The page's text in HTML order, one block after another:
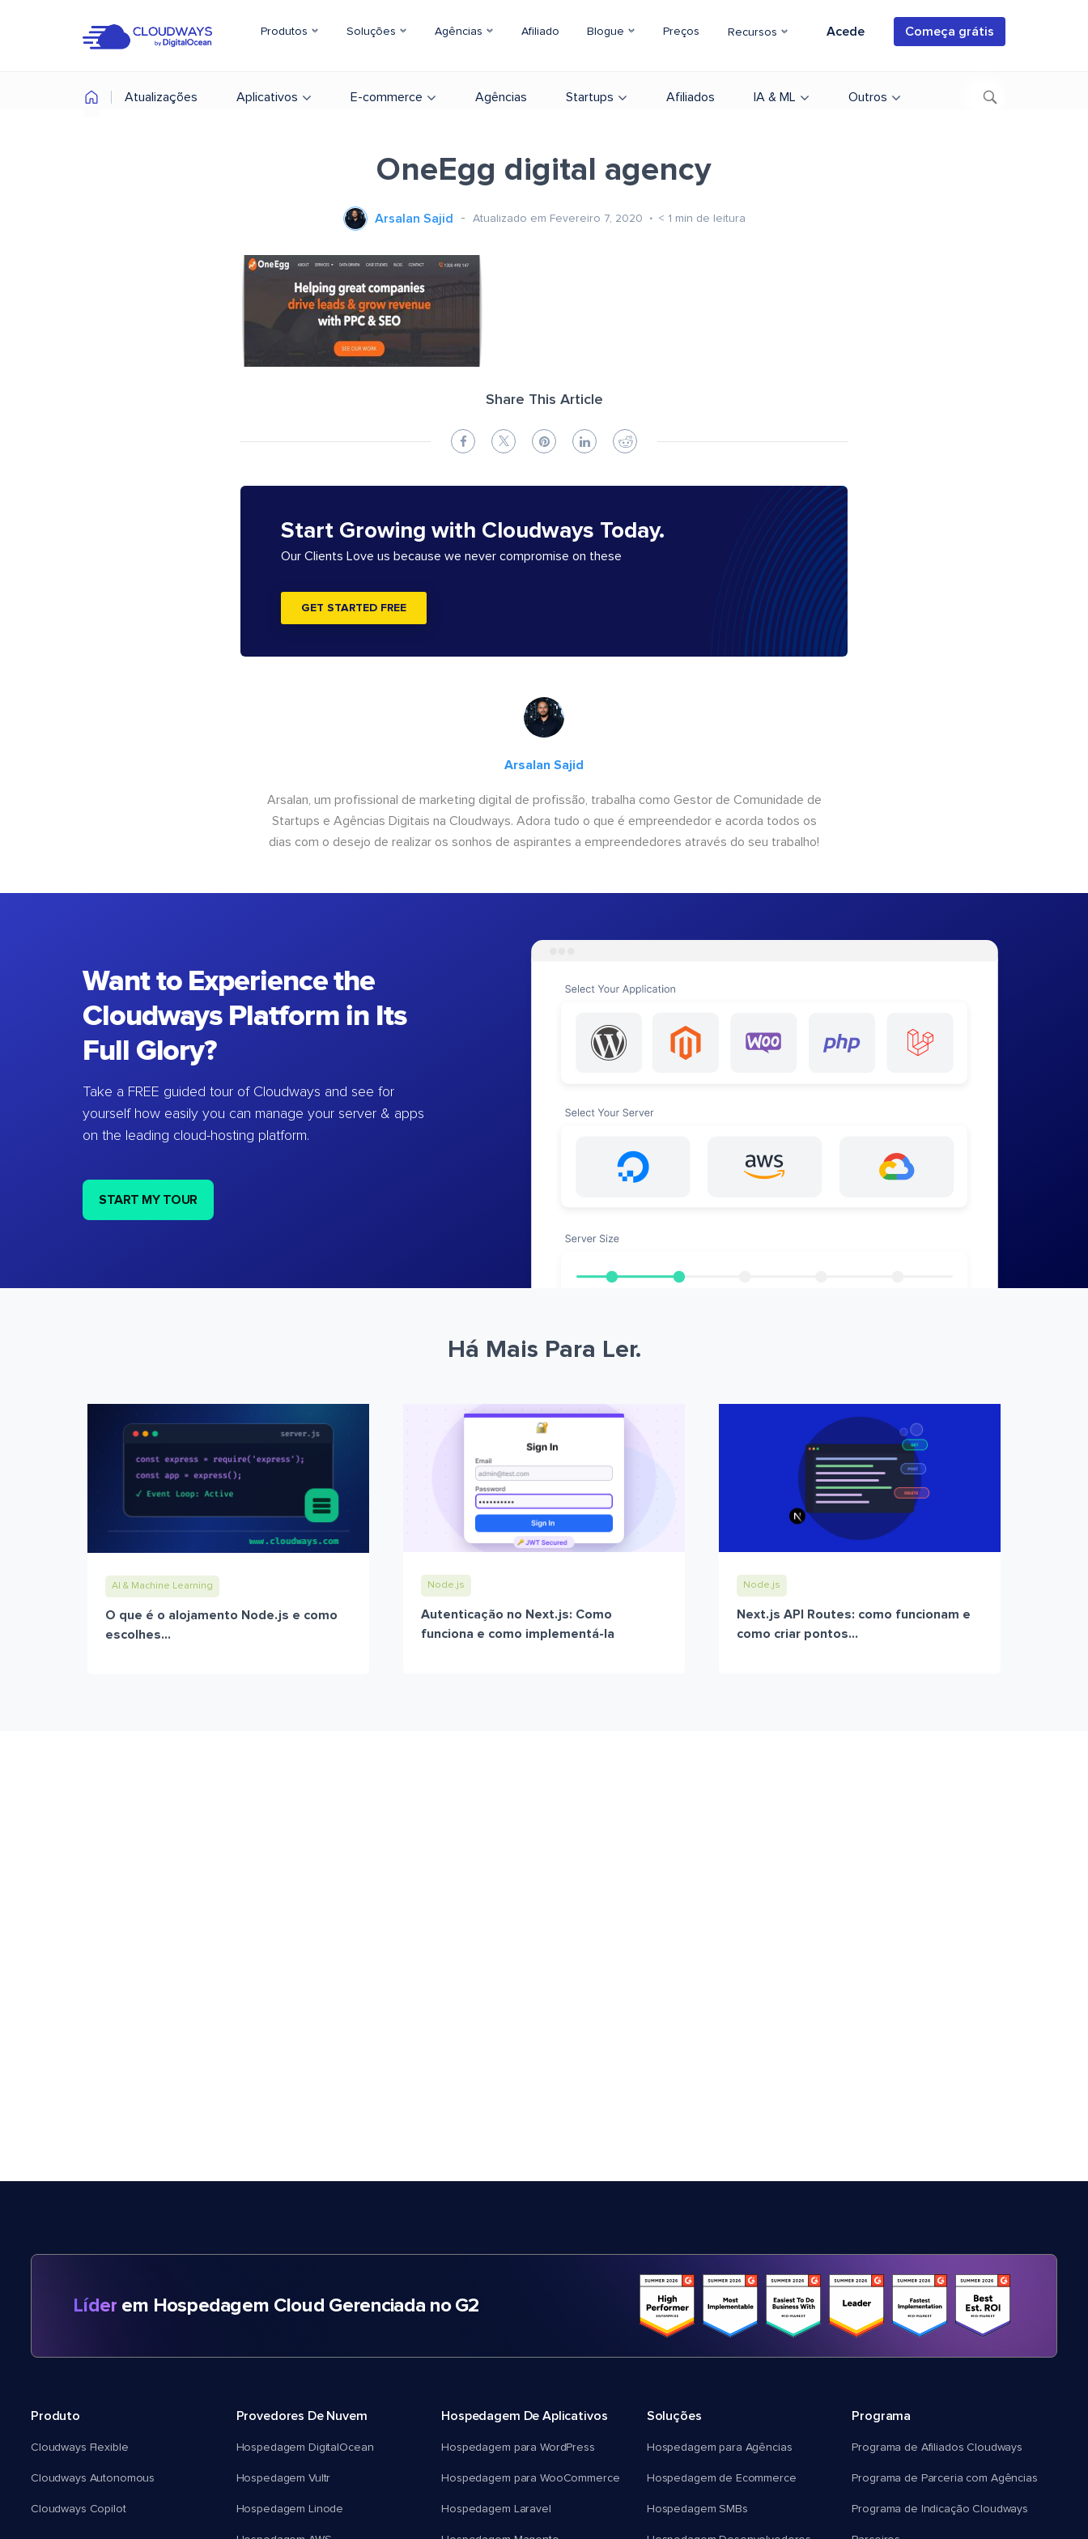
Produtos Soluções Agências Afiliado Blogue Preços Recursos Acede Começa grátis
Atualizações Aplicativos E-commerce Agências Startups Afiliados IA & ML Outros
OneEgg digital agency
Arsalan Sajid Atualizado em Fevereiro 7, 2020 < 1 min de leitura
Share This Article
Start Growing with Cloudways Today.
Our Clients Love us because we never compromise on these
GET STARTED FREE
Arsalan Sajid
Arsalan, um profissional de marketing digital de profissão, trabalha como Gestor de Comunidade de
Startups e Agências Digitais na Cloudways. Adora tudo o que é empreendedor e acorda todos os
dias com o desejo de realizar os sonhos de aspirantes a empreendedores através do seu trabalho!
Want to Experience the
Cloudways Platform in Its
Full Glory?
Take a FREE guided tour of Cloudways and see for
yourself how easily you can manage your server & apps
on the leading cloud-hosting platform.
START MY TOUR
Há Mais Para Ler.
AI & Machine Learning
O que é o alojamento Node.js e como
escolhes...
Node.js
Autenticação no Next.js: Como
funciona e como implementá-la
Node.js
Next.js API Routes: como funcionam e
como criar pontos...
Líder em Hospedagem Cloud Gerenciada no G2
Produto
Cloudways Flexible
Cloudways Autonomous
Cloudways Copilot
Provedores De Nuvem
Hospedagem DigitalOcean
Hospedagem Vultr
Hospedagem Linode
Hospedagem De Aplicativos
Hospedagem para WordPress
Hospedagem para WooCommerce
Hospedagem Laravel
Soluções
Hospedagem para Agências
Hospedagem de Ecommerce
Hospedagem SMBs
Programa
Programa de Afiliados Cloudways
Programa de Parceria com Agências
Programa de Indicação Cloudways